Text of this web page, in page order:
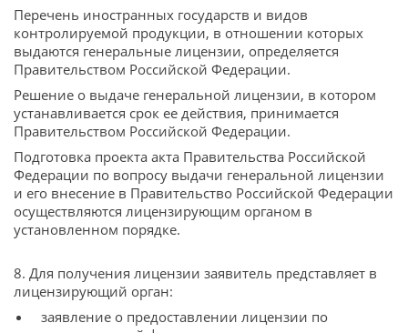
Перечень иностранных государств и видов
контролируемой продукции, в отношении которых
выдаются генеральные лицензии, определяется
Правительством Российской Федерации.
Решение о выдаче генеральной лицензии, в котором
устанавливается срок ее действия, принимается
Правительством Российской Федерации.
Подготовка проекта акта Правительства Российской
Федерации по вопросу выдачи генеральной лицензии
и его внесение в Правительство Российской Федерации
осуществляются лицензирующим органом в
установленном порядке.
8. Для получения лицензии заявитель представляет в
лицензирующий орган:
заявление о предоставлении лицензии по